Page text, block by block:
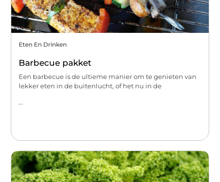
Eten En Drinken
Barbecue pakket
Een barbecue is de ultieme manier om te genieten van
lekker eten in de buitenlucht, of het nu in de
...